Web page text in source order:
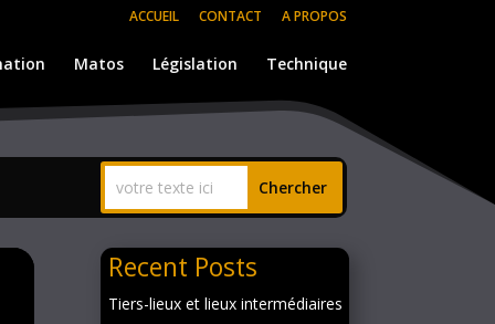
ACCUEIL CONTACT A PROPOS
Matos Législation Technique
Recent Posts
Tiers-lieux et lieux intermédiaires